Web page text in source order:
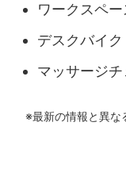
ワークスペー
デスクバイク
マッサージチ
※最新の情報と異な